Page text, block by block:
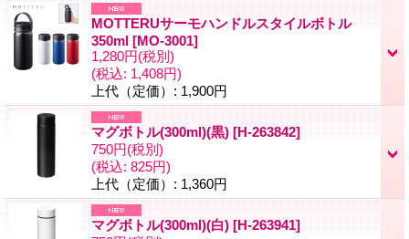
MOTTERUサーモハンドルスタイルボトル
350ml [MO-3001]
1,280円(税別)
(税込: 1,408円)
上代（定価） : 1,900円
マグボトル(300ml)(黒) [H-263842]
750円(税別)
(税込: 825円)
上代（定価） : 1,360円
マグボトル(300ml)(白) [H-263941]